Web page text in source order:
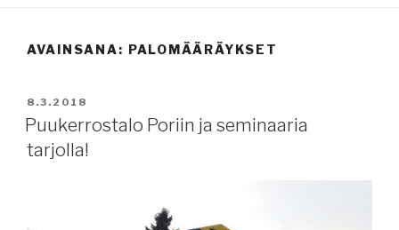
AVAINSANA: PALOMÄÄRÄYKSET
JULKAISTU
8.3.2018
Puukerrostalo Poriin ja seminaaria
tarjolla!